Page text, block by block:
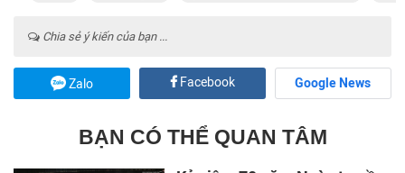
Chia sẻ ý kiến của bạn ...
Zalo Facebook Google News
BẠN CÓ THỂ QUAN TÂM